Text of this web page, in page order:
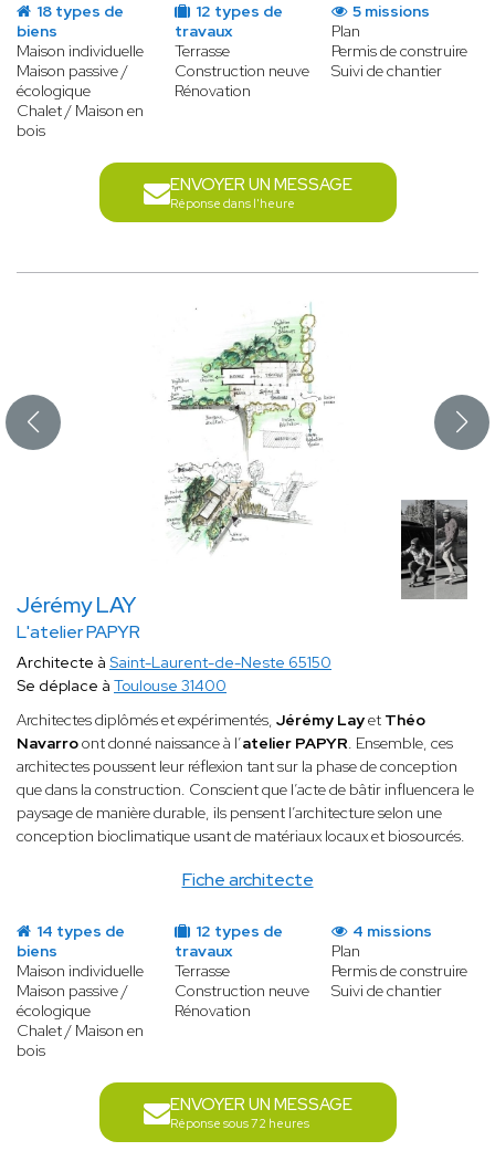
18 types de
biens
Maison individuelle
Maison passive /
écologique
Chalet / Maison en
bois
12 types de
travaux
Terrasse
Construction neuve
Rénovation
5 missions
Plan
Permis de construire
Suivi de chantier
ENVOYER UN MESSAGE
Réponse dans l'heure
Jérémy LAY
L'atelier PAPYR
Fiche architecte
Architecte à Saint-Laurent-de-Neste 65150
Se déplace à Toulouse 31400
Architectes diplômés et expérimentés, Jérémy Layet Théo
Navarroont donné naissance à l’atelier PAPYR. Ensemble, ces
architectes poussent leur réflexion tant sur la phase de conception
que dans la construction. Conscient que l’acte de bâtir influencera le
paysage de manière durable, ils pensent l’architecture selon une
conception bioclimatique usant de matériaux locaux et biosourcés.
14 types de
biens
Maison individuelle
Maison passive /
écologique
Chalet / Maison en
bois
12 types de
travaux
Terrasse
Construction neuve
Rénovation
4 missions
Plan
Permis de construire
Suivi de chantier
ENVOYER UN MESSAGE
Réponse sous 72 heures